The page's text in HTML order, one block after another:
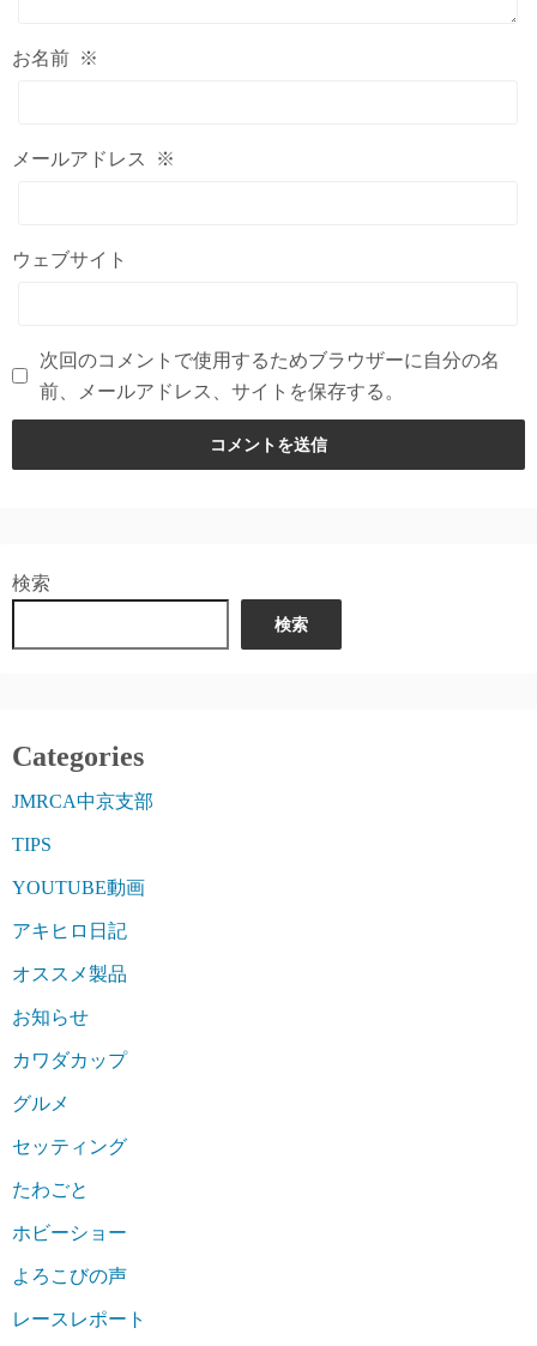
お名前 ※
メールアドレス ※
ウェブサイト
次回のコメントで使用するためブラウザーに自分の名
前、メールアドレス、サイトを保存する。
検索
検索
Categories
JMRCA中京支部
TIPS
YOUTUBE動画
アキヒロ日記
オススメ製品
お知らせ
カワダカップ
グルメ
セッティング
たわごと
ホビーショー
よろこびの声
レースレポート